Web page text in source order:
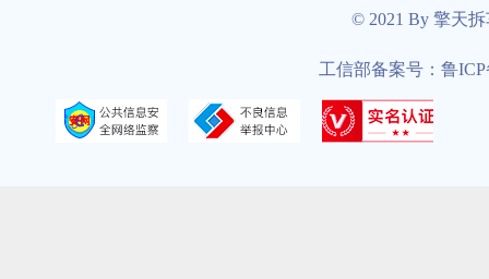
© 2021 By 擎天
工信部备案号：鲁